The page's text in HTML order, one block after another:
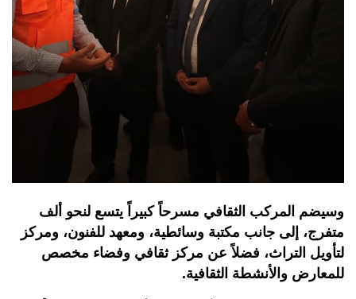
وسيضم المركب الثقافي مسرحاً كبيراً يتسع لنحو ألف
متفرج، إلى جانب مكتبة وسائطية، ومعهد للفنون، ومركز
لتأويل التراث، فضلاً عن مركز ثقافي وفضاء مخصص
للمعارض والأنشطة الثقافية.